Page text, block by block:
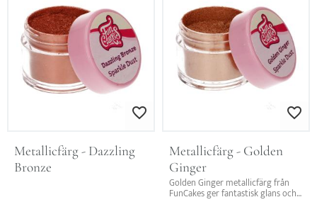
Lägg till i favoriter
Metallicfärg - Dazzling
Bronze
Lägg till i
Metallicfärg - Golden
Ginger
Golden Ginger metallicfärg från
FunCakes ger fantastisk glans och